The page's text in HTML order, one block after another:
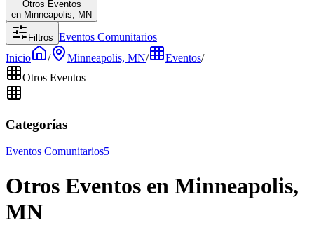
Otros Eventos
en Minneapolis, MN
Filtros Eventos Comunitarios
Inicio
/ Minneapolis, MN/ Eventos/
Otros Eventos
Categorías
Eventos Comunitarios5
Otros Eventos en Minneapolis,
MN